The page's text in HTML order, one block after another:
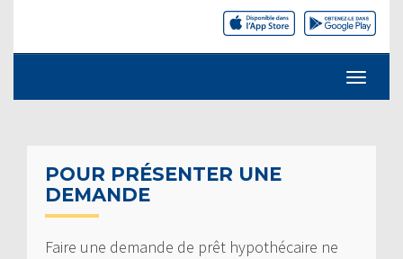
POUR PRÉSENTER UNE
DEMANDE
Faire une demande de prêt hypothécaire ne